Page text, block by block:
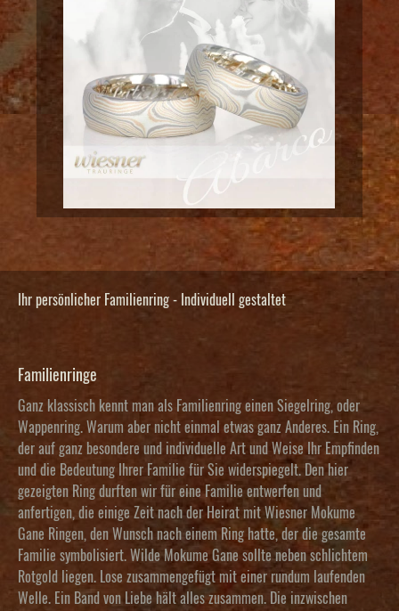
Ihr persönlicher Familienring - Individuell gestaltet
Familienringe
Ganz klassisch kennt man als Familienring einen Siegelring, oder
Wappenring. Warum aber nicht einmal etwas ganz Anderes. Ein Ring,
der auf ganz besondere und individuelle Art und Weise Ihr Empfinden
und die Bedeutung Ihrer Familie für Sie widerspiegelt. Den hier
gezeigten Ring durften wir für eine Familie entwerfen und
anfertigen, die einige Zeit nach der Heirat mit Wiesner Mokume
Gane Ringen, den Wunsch nach einem Ring hatte, der die gesamte
Familie symbolisiert. Wilde Mokume Gane sollte neben schlichtem
Rotgold liegen. Lose zusammengefügt mit einer rundum laufenden
Welle. Ein Band von Liebe hält alles zusammen. Die inzwischen